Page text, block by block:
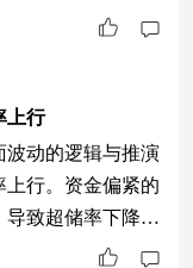
上行
波动的逻辑与推演
行。资金偏紧的
致超储率下降，
势的根本在于经济